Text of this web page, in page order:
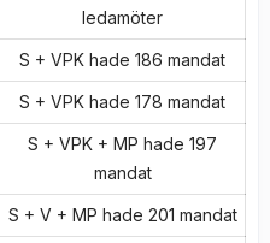
ledamöter
S + VPK hade 186 mandat
S + VPK hade 178 mandat
S + VPK + MP hade 197
mandat
S + V + MP hade 201 mandat